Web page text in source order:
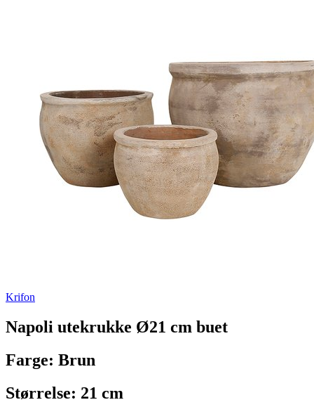
Krifon
Napoli utekrukke Ø21 cm buet
Farge: Brun
Størrelse: 21 cm